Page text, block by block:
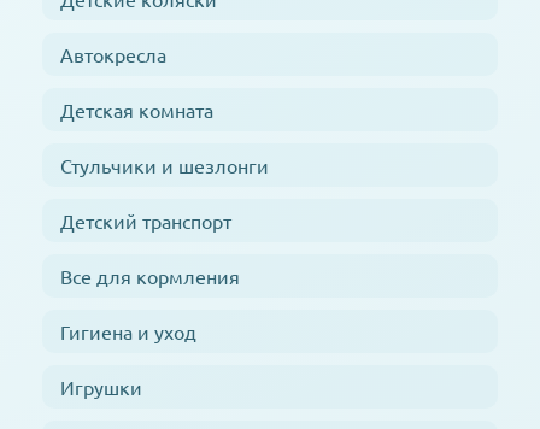
Автокресла
Детская комната
Стульчики и шезлонги
Детский транспорт
Все для кормления
Гигиена и уход
Игрушки